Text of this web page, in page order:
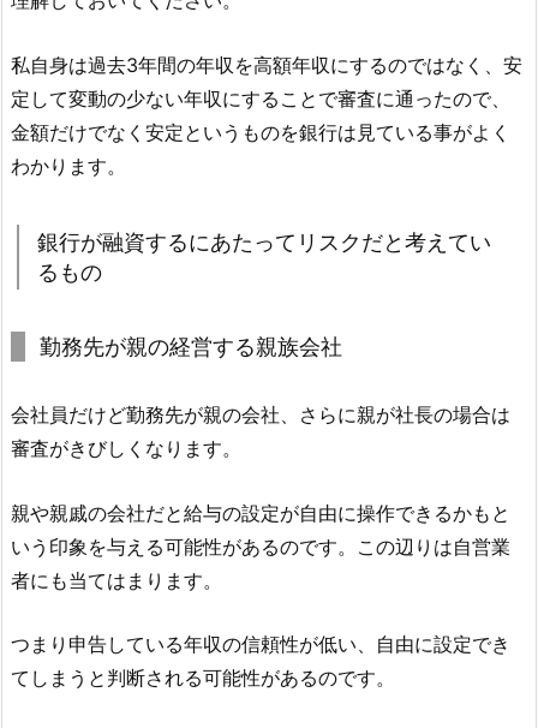
私自身は過去3年間の年収を高額年収にするのではなく、安
定して変動の少ない年収にすることで審査に通ったので、
金額だけでなく安定というものを銀行は見ている事がよく
わかります。
銀行が融資するにあたってリスクだと考えてい
るもの
勤務先が親の経営する親族会社
会社員だけど勤務先が親の会社、さらに親が社長の場合は
審査がきびしくなります。
親や親戚の会社だと給与の設定が自由に操作できるかもと
いう印象を与える可能性があるのです。この辺りは自営業
者にも当てはまります。
つまり申告している年収の信頼性が低い、自由に設定でき
てしまうと判断される可能性があるのです。